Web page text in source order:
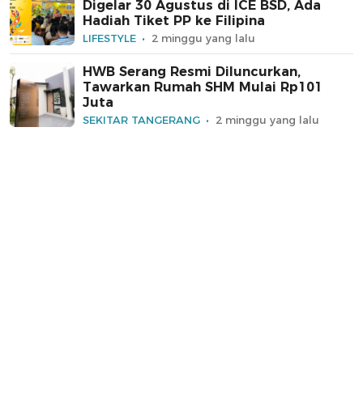
Digelar 30 Agustus di ICE BSD, Ada
Hadiah Tiket PP ke Filipina
LIFESTYLE 2 minggu yang lalu
HWB Serang Resmi Diluncurkan,
Tawarkan Rumah SHM Mulai Rp101
Juta
SEKITAR TANGERANG 2 minggu yang lalu